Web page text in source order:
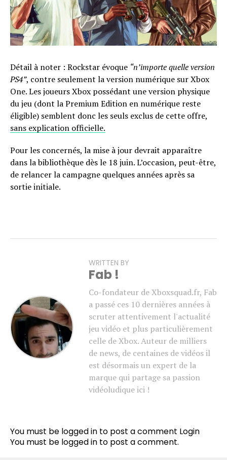
Détail à noter : Rockstar évoque “n’importe quelle version
PS4”, contre seulement la version numérique sur Xbox
One. Les joueurs Xbox possédant une version physique
du jeu (dont la Premium Edition en numérique reste
éligible) semblent donc les seuls exclus de cette offre,
sans explication officielle.
Pour les concernés, la mise à jour devrait apparaître
dans la bibliothèque dès le 18 juin. L’occasion, peut-être,
de relancer la campagne quelques années après sa
sortie initiale.
WRITTEN BY
Fab !
Co-fondateur de Xboxsquad.fr, Fab
a passé ces 10 dernières années à
scruter attentivement l'actualité
jeu vidéo et plus particulièrement
celle de Xbox. Auteur de milliers
de news, de centaines de vidéos il
est désormais un expert de la
marque qui partage sa passion
vidéoludique ici !
You must be logged in to post a comment Login
You must be logged in to post a comment.